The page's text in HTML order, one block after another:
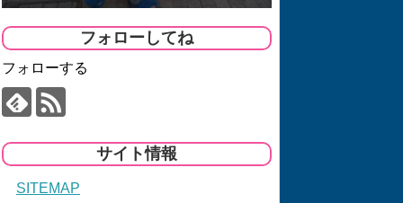
フォローしてね
フォローする
サイト情報
SITEMAP